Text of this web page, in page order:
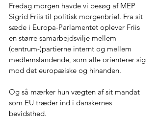
Fredag morgen havde vi besøg af MEP
Sigrid Friis til politisk morgenbrief. Fra sit
sæde i Europa-Parlamentet oplever Friis
en større samarbejdsvilje mellem
(centrum-)partierne internt og mellem
medlemslandende, som alle orienterer sig
mod det europæiske og hinanden.
Og så mærker hun vægten af sit mandat
som EU træder ind i danskernes
bevidsthed.